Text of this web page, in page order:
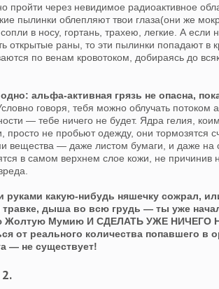
пройти через невидимое радиоактивное
пылинки облепляют твои глаза(они же
в носу, гортань, трахею, легкие. А если
открытые раны, то эти пылинки попадают в
по венам кровотоком, добираясь до
альфа-активная грязь не опасна,
говоря, тебя можно облучать потоком
— тебе ничего не будет. Ядра гелия,
просто не пробьют одежду, они тормозятся
вещества — даже листом бумаги, и даже на
в самом верхнем слое кожи, не
руками какую-нибудь няшечку сожрал,
дыша во всю грудь — ты уже
Жолтую Мумию И СДЕЛАТЬ УЖЕ НИЧЕГО
от реального количества попавшего в
— не существует!